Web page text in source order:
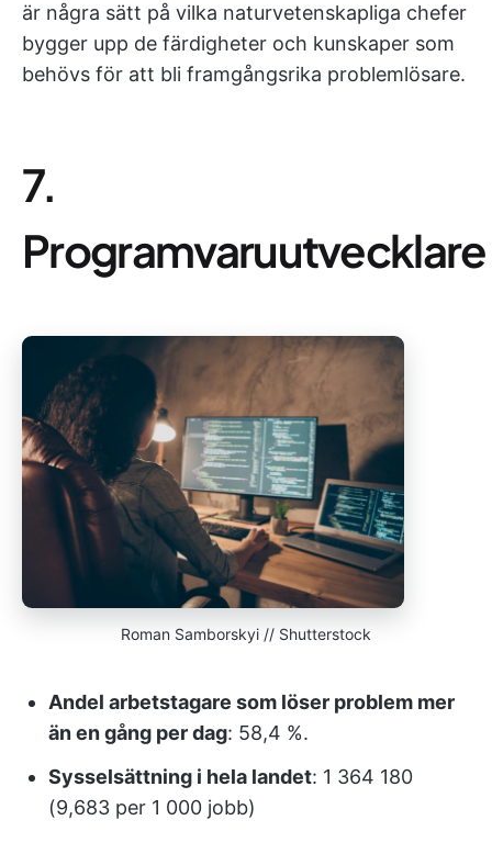
är några sätt på vilka naturvetenskapliga chefer
bygger upp de färdigheter och kunskaper som
behövs för att bli framgångsrika problemlösare.
7.
Programvaruutvecklare
Roman Samborskyi // Shutterstock
Andel arbetstagare som löser problem mer
än en gång per dag: 58,4 %.
Sysselsättning i hela landet: 1 364 180
(9,683 per 1 000 jobb)